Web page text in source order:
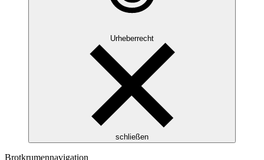
Urheberrecht
schließen
Brotkrumennavigation